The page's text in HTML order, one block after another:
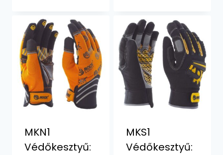
MKN1
Védőkesztyű:
MKS1
Védőkesztyű: